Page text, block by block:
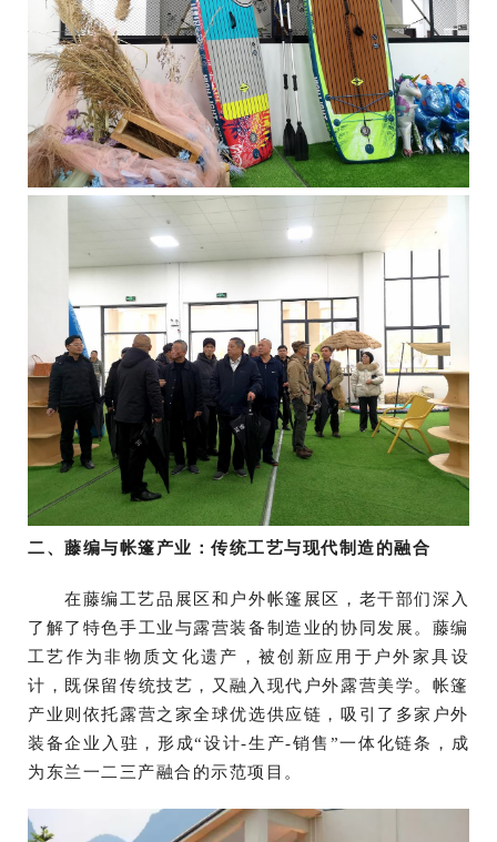
二、藤编与帐篷产业：传统工艺与现代制造的融合
在藤编工艺品展区和户外帐篷展区，老干部们深入
了解了特色手工业与露营装备制造业的协同发展。藤编
工艺作为非物质文化遗产，被创新应用于户外家具设
计，既保留传统技艺，又融入现代户外露营美学。帐篷
产业则依托露营之家全球优选供应链，吸引了多家户外
装备企业入驻，形成“设计-生产-销售”一体化链条，成
为东兰一二三产融合的示范项目。